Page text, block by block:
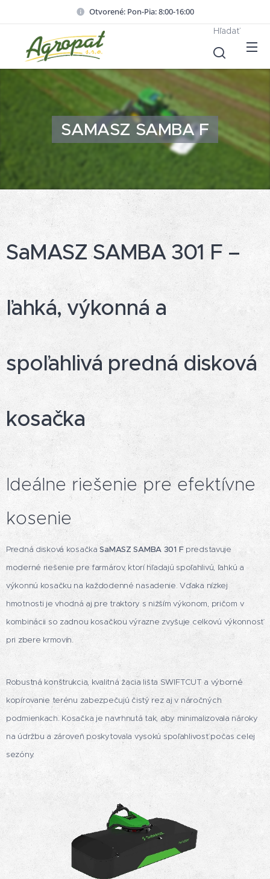
Otvorené: Pon-Pia: 8:00-16:00
Hľadať
SAMASZ SAMBA F
SaMASZ SAMBA 301 F –
ľahká, výkonná a
spoľahlivá predná disková
kosačka
Ideálne riešenie pre efektívne
kosenie
Predná disková kosačkaSaMASZ SAMBA 301 Fpredstavuje
moderné riešenie pre farmárov, ktorí hľadajú spoľahlivú, ľahkú a
výkonnú kosačku na každodenné nasadenie. Vďaka nízkej
hmotnosti je vhodná aj pre traktory s nižším výkonom, pričom v
kombinácii so zadnou kosačkou výrazne zvyšuje celkovú výkonnosť
pri zbere krmovín.
Robustná konštrukcia, kvalitná žacia lišta SWIFTCUT a výborné
kopírovanie terénu zabezpečujú čistý rez aj v náročných
podmienkach. Kosačka je navrhnutá tak, aby minimalizovala nároky
na údržbu a zároveň poskytovala vysokú spoľahlivosť počas celej
sezóny.